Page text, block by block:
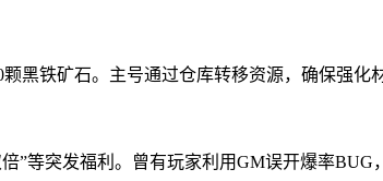
黑铁矿石。主号通过仓库转移资源，确保强化
”等突发福利。曾有玩家利用GM误开爆率BUG